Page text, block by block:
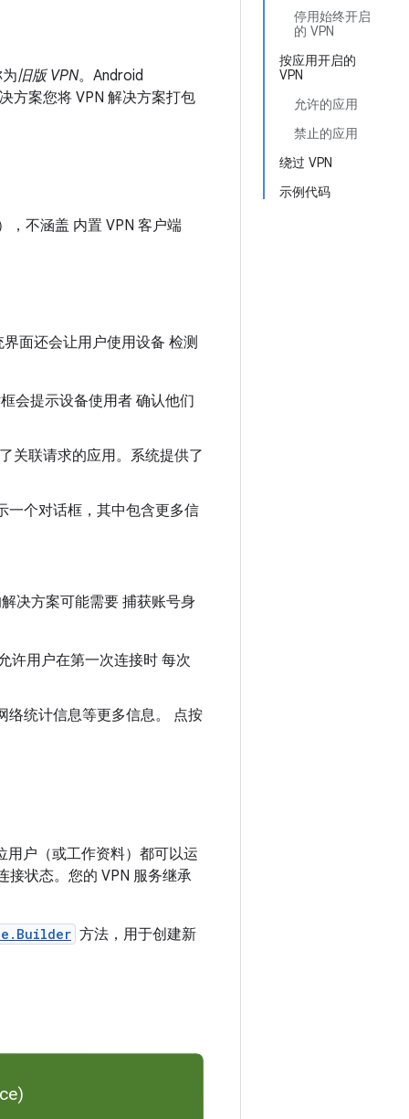
停用始终开启
的 VPN
按应用开启的
VPN
允许的应用
禁止的应用
绕过 VPN
示例代码
旧版 VPN。Android
方案您将 VPN 解决方案打包
，不涵盖 内置 VPN 客户端
面还会让用户使用设备 检测
会提示设备使用者 确认他们
关联请求的应用。系统提供了
一个对话框，其中包含更多信
决方案可能需要 捕获账号身
许用户在第一次连接时 每次
络统计信息等更多信息。 点按
用户（或工作资料）都可以运
接状态。您的 VPN 服务继承
方法，用于创建新